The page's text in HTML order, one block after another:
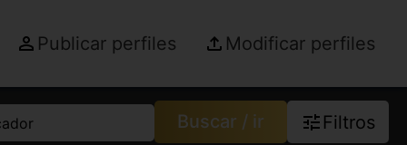
Publicar perfiles Modificar perfiles
Buscar / ir Filtros